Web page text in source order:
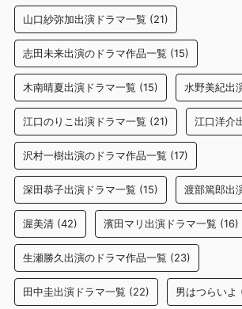
山口紗弥加出演ドラマ一覧 (21)
志田未来出演のドラマ作品一覧 (15)
木南晴夏出演ドラマ一覧 (15) 水野美紀出
江口のりこ出演ドラマ一覧 (21) 江口洋介
沢村一樹出演のドラマ作品一覧 (17)
深田恭子出演ドラマ一覧 (15) 渡部篤郎出
渥美清 (42) 濱田マリ出演ドラマ一覧 (16)
生瀬勝久出演のドラマ作品一覧 (23)
田中圭出演ドラマ一覧 (22) 男はつらいよ